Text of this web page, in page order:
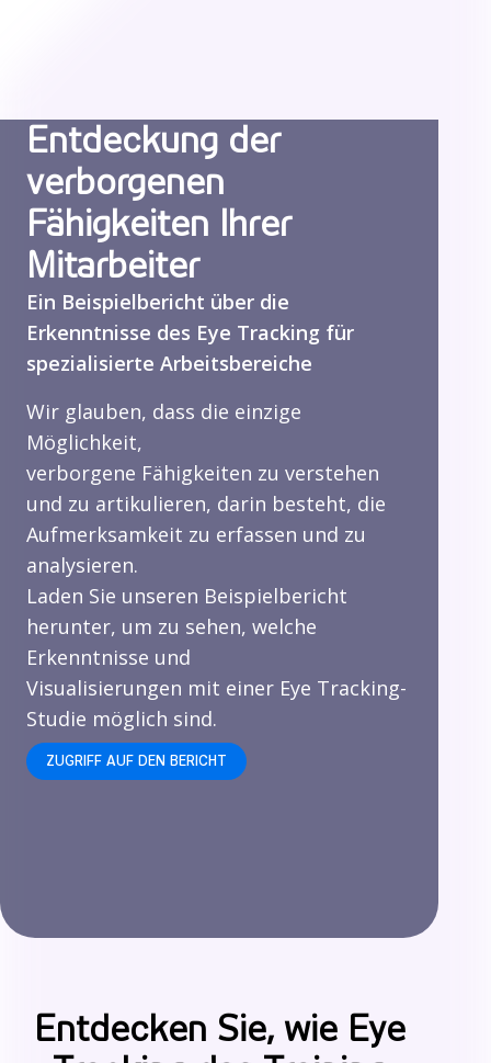
Entdeckung der
verborgenen
Fähigkeiten Ihrer
Mitarbeiter
Ein Beispielbericht über die
Erkenntnisse des Eye Tracking für
spezialisierte Arbeitsbereiche
Wir glauben, dass die einzige
Möglichkeit,
verborgene Fähigkeiten zu verstehen
und zu artikulieren, darin besteht, die
Aufmerksamkeit zu erfassen und zu
analysieren.
Laden Sie unseren Beispielbericht
herunter, um zu sehen, welche
Erkenntnisse und
Visualisierungen mit einer Eye Tracking-
Studie möglich sind.
ZUGRIFF AUF DEN BERICHT
Entdecken Sie, wie Eye